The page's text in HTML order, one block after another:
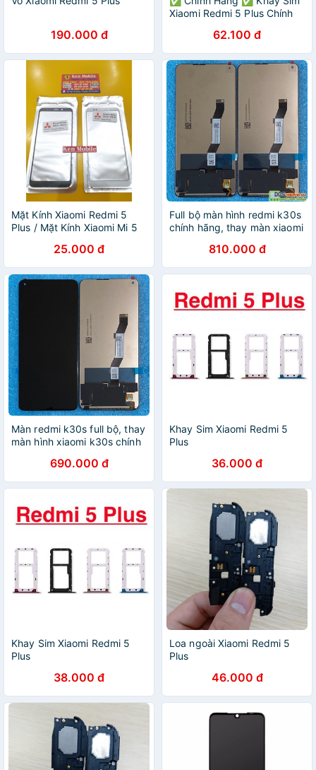
190.000 đ
Xiaomi Redmi 5 Plus Chính
62.100 đ
Mặt Kính Xiaomi Redmi 5
Plus / Mặt Kính Xiaomi Mi 5
25.000 đ
Full bộ màn hình redmi k30s
chính hãng, thay màn xiaomi
810.000 đ
Màn redmi k30s full bộ, thay
màn hình xiaomi k30s chính
690.000 đ
Khay Sim Xiaomi Redmi 5
Plus
36.000 đ
Khay Sim Xiaomi Redmi 5
Plus
38.000 đ
Loa ngoài Xiaomi Redmi 5
Plus
46.000 đ